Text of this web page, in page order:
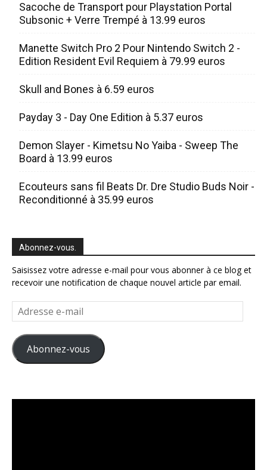
Sacoche de Transport pour Playstation Portal
Subsonic + Verre Trempé à 13.99 euros
Manette Switch Pro 2 Pour Nintendo Switch 2 -
Edition Resident Evil Requiem à 79.99 euros
Skull and Bones à 6.59 euros
Payday 3 - Day One Edition à 5.37 euros
Demon Slayer - Kimetsu No Yaiba - Sweep The
Board à 13.99 euros
Ecouteurs sans fil Beats Dr. Dre Studio Buds Noir -
Reconditionné à 35.99 euros
Abonnez-vous.
Saisissez votre adresse e-mail pour vous abonner à ce blog et
recevoir une notification de chaque nouvel article par email.
Adresse
e-
mail
Abonnez-vous